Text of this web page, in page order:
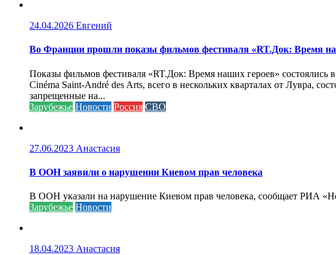
24.04.2026 Евгений
Во Франции прошли показы фильмов фестиваля «RT.Док: Время
Показы фильмов фестиваля «RT.Док: Время наших героев» состоялись
Cinéma Saint-André des Arts, всего в нескольких кварталах от Лувра,
запрещенные на...
Зарубежье Новости Россия СВО
27.06.2023 Анастасия
В ООН заявили о нарушении Киевом прав человека
В ООН указали на нарушение Киевом прав человека, сообщает РИА
Зарубежье Новости
18.04.2023 Анастасия